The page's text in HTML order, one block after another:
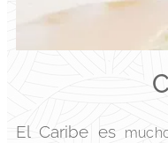
El Caribe es